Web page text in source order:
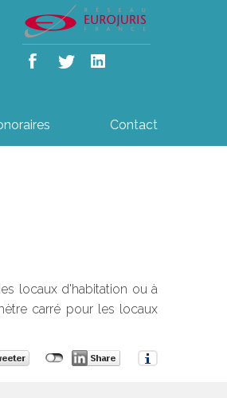
Contact
locaux d'habitation ou à
carré pour les locaux